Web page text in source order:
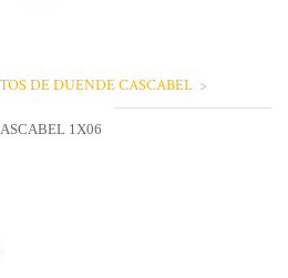
DE DUENDE CASCABEL >
1X06